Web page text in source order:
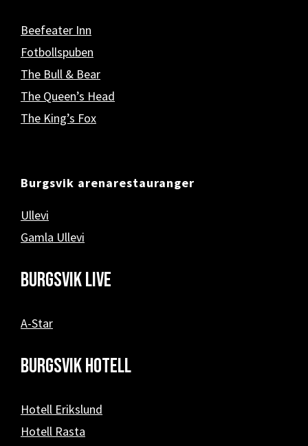
Beefeater Inn
Fotbollspuben
The Bull & Bear
The Queen’s Head
The King’s Fox
Burgsvik arenarestauranger
Ullevi
Gamla Ullevi
Burgsvik Live
A-Star
Burgsvik hotell
Hotell Erikslund
Hotell Rasta